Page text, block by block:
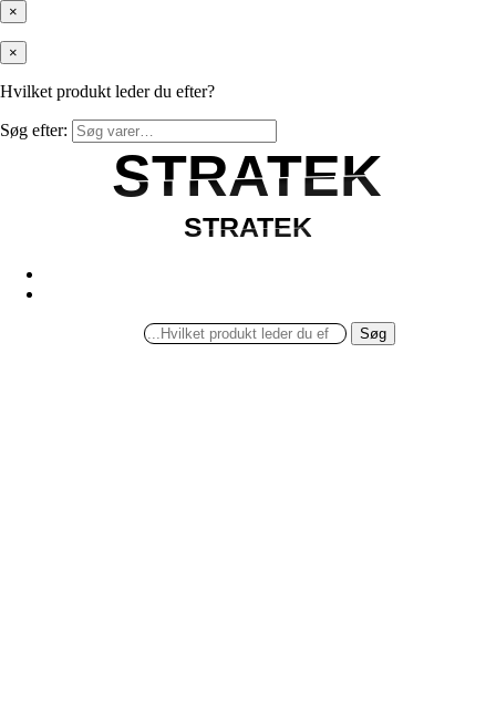
×
×
Hvilket produkt leder du efter?
Søg efter:
STRATEK
STRATEK
STRATEK
STRATEK
Søg